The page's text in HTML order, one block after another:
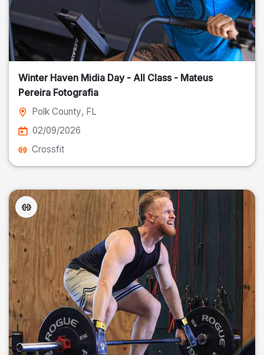
Winter Haven Midia Day - All Class - Mateus
Pereira Fotografia
Polk County, FL
02/09/2026
Crossfit